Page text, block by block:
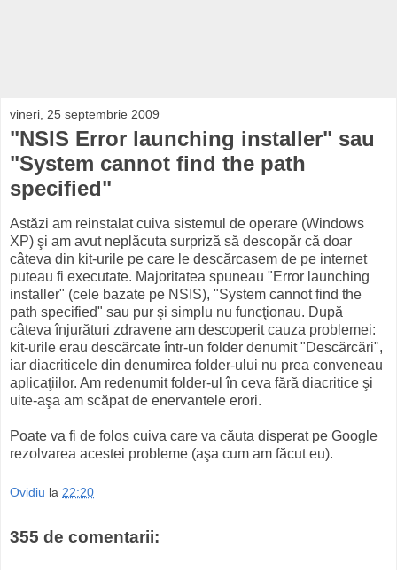
vineri, 25 septembrie 2009
"NSIS Error launching installer" sau
"System cannot find the path
specified"
Astăzi am reinstalat cuiva sistemul de operare (Windows
XP) şi am avut neplăcuta surpriză să descopăr că doar
câteva din kit-urile pe care le descărcasem de pe internet
puteau fi executate. Majoritatea spuneau "Error launching
installer" (cele bazate pe NSIS), "System cannot find the
path specified" sau pur şi simplu nu funcţionau. După
câteva înjurături zdravene am descoperit cauza problemei:
kit-urile erau descărcate într-un folder denumit "Descărcări",
iar diacriticele din denumirea folder-ului nu prea conveneau
aplicaţiilor. Am redenumit folder-ul în ceva fără diacritice şi
uite-aşa am scăpat de enervantele erori.
Poate va fi de folos cuiva care va căuta disperat pe Google
rezolvarea acestei probleme (aşa cum am făcut eu).
Ovidiu la 22:20
355 de comentarii: